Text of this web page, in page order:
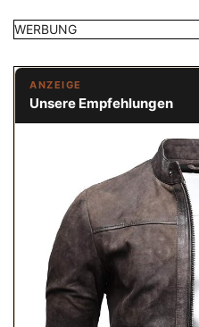
WERBUNG
ANZEIGE
Unsere Empfehlungen